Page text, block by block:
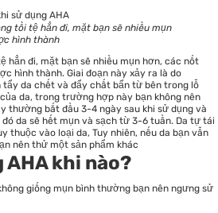
tồi tệ hẳn đi, mặt bạn sẽ nhiều mụn
hình thành
hẳn đi, mặt bạn sẽ nhiều mụn hơn, các nốt
hình thành. Giai đoạn này xảy ra là do
da chết và đẩy chất bẩn từ bên trong lỗ
da, trong trường hợp này bạn không nên
thường bắt đầu 3-4 ngày sau khi sử dụng và
da sẽ hết mụn và sạch từ 3-6 tuần. Da tự tái
thuộc vào loại da, Tuy nhiên, nếu da bạn vẫn
nên thử một sản phẩm khác
khi nào?
giống mụn bình thường bạn nên ngưng sử